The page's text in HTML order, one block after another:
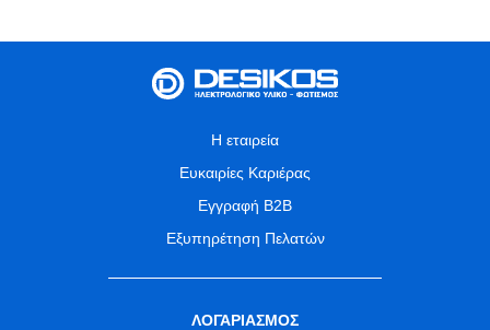
Η εταιρεία
Ευκαιρίες Καριέρας
Εγγραφή B2B
Εξυπηρέτηση Πελατών
ΛΟΓΑΡΙΑΣΜΟΣ